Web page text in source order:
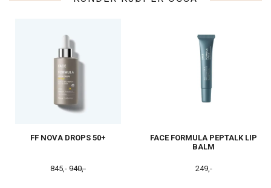
FF NOVA DROPS 50+
845,- 940,-
FACE FORMULA PEPTALK LIP
BALM
249,-